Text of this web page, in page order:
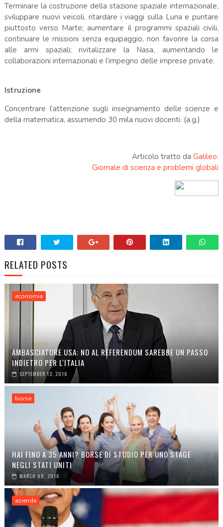
Terminare la costruzione della stazione spaziale internazionale,
sviluppare nuovi veicoli, ritardare i viaggi sulla Luna e puntare
piuttosto verso Marte; aumentare il programmi spaziali civili,
continuare le missioni senza equipaggio, non favorire la corsa
alle armi spaziali; rivitalizzare la Nasa, aumentando le
collaborazioni internazionali e l’impegno delle imprese private.
Istruzione
Concentrare l’attenzione sugli insegnamento delle scienze e
della matematica, assumendo 30 mila nuovi docenti. (a.g.)
Articolo tratto daGalileo:
Giornale di scienza e problemi globali
RELATED POSTS
economia
AMBASCIATORE USA: NO AL REFERENDUM SAREBBE UN PASSO
INDIETRO PER L'ITALIA
SEPTEMBER 13, 2016
borse
HAI FINO A 35 ANNI? BORSE DI STUDIO PER UNO STAGE
NEGLI STATI UNITI
MARCH 09, 2016
aziende